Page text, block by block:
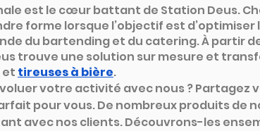
est le cœur battant de Station Deus.
forme lorsque l’objectif est
du bartending et du catering. À partir
trouve une solution sur mesure et
et tireuses à bière.
votre activité avec nous ? Partagez
pour vous. De nombreux produits de
avec nos clients. Découvrons-les